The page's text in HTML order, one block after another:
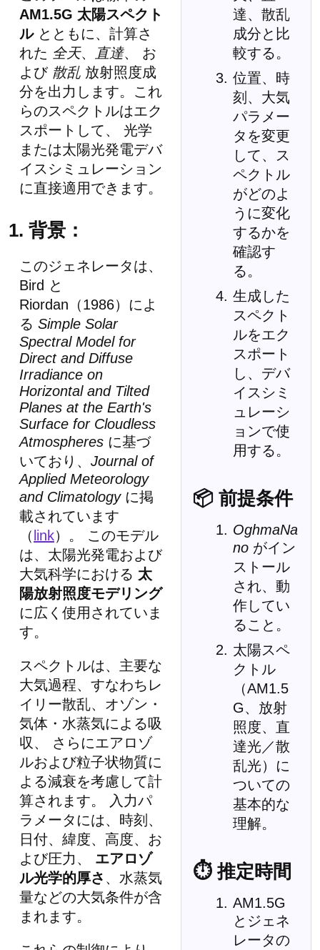
達、散乱
成分と比
較する。
位置、時
刻、大気
パラメー
タを変更
して、ス
ペクトル
がどのよ
うに変化
するかを
確認す
る。
生成した
スペクト
ルをエク
スポート
し、デバ
イスシミ
ュレーシ
ョンで使
用する。
📦 前提条件
OghmaNa
no がイン
ストール
され、動
作してい
ること。
太陽スペ
クトル
（AM1.5
G、放射
照度、直
達光／散
乱光）に
ついての
基本的な
理解。
⏱ 推定時間
AM1.5G
とジェネ
レータの
AM1.5G 太陽スペクト
ルとともに、計算さ
れた 全天、 直達、 お
よび 散乱 放射照度成
分を出力します。これ
らのスペクトルはエク
スポートして、 光学
または太陽光発電デバ
イスシミュレーション
に直接適用できます。
1. 背景：
このジェネレータは、
Bird と
Riordan（1986）によ
る Simple Solar
Spectral Model for
Direct and Diffuse
Irradiance on
Horizontal and Tilted
Planes at the Earth's
Surface for Cloudless
Atmospheres に基づ
いており、 Journal of
Applied Meteorology
and Climatologyに掲
載されています
（link）。 このモデル
は、太陽光発電および
大気科学における 太
陽放射照度モデリング
に広く使用されていま
す。
スペクトルは、主要な
大気過程、すなわちレ
イリー散乱、オゾン・
気体・水蒸気による吸
収、 さらにエアロゾ
ルおよび粒子状物質に
よる減衰を考慮して計
算されます。 入力パ
ラメータには、時刻、
日付、緯度、高度、お
よび圧力、 エアロゾ
ル光学的厚さ 、水蒸気
量などの大気条件が含
まれます。